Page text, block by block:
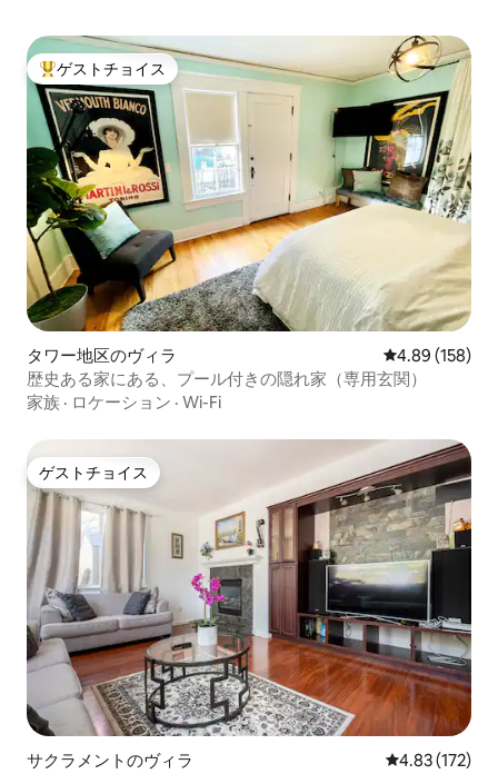
大好評のゲストチョイスです。
ゲストチョイス
タワー地区のヴィラ レビュー158
4.89 (158)
歴史ある家にある、プール付きの隠れ家（専用玄関）
家族 · ロケーション · Wi-Fi
ゲストチョイス
ゲストチョイス
サクラメントのヴィラ レビュー172
4.83 (172)